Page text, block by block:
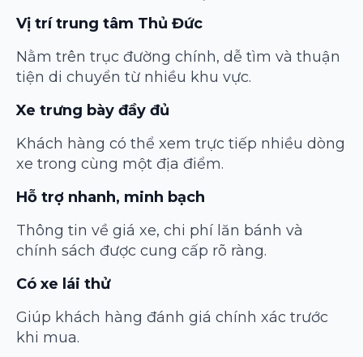
Vị trí trung tâm Thủ Đức
Nằm trên trục đường chính, dễ tìm và thuận
tiện di chuyển từ nhiều khu vực.
Xe trưng bày đầy đủ
Khách hàng có thể xem trực tiếp nhiều dòng
xe trong cùng một địa điểm.
Hỗ trợ nhanh, minh bạch
Thông tin về giá xe, chi phí lăn bánh và
chính sách được cung cấp rõ ràng.
Có xe lái thử
Giúp khách hàng đánh giá chính xác trước
khi mua.